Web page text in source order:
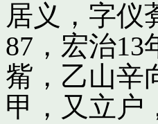
居义，字仪
87，宏治
觜，乙山辛
甲，又立户